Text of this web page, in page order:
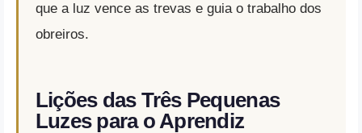
que a luz vence as trevas e guia o trabalho dos
obreiros.
Lições das Três Pequenas
Luzes para o Aprendiz